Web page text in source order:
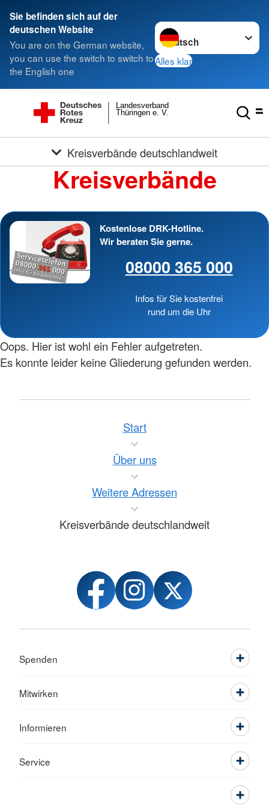
Sie befinden sich auf der
deutschen Website
You are on the German website,
you can use the switch to switch to
the English one
Sprache wechseln zu
Alles klar
Thüringen e. V.
Landesverband
Kreisverbände deutschlandweit
Kreisverbände
Kostenlose DRK-Hotline.
Wir beraten Sie gerne.
08000 365 000
Infos für Sie kostenfrei
rund um die Uhr
Oops. Hier ist wohl ein Fehler aufgetreten.
Es konnte leider keine Gliederung gefunden werden.
Start
Über uns
Weitere Adressen
Kreisverbände deutschlandweit
Spenden
Mitwirken
Informieren
Service